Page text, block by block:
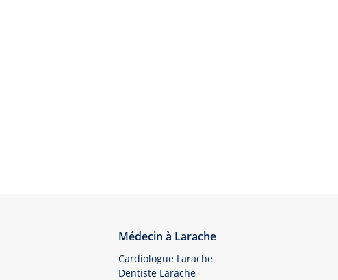
Médecin à Larache
Cardiologue Larache
Dentiste Larache